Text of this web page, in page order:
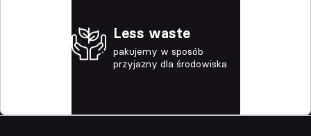
Less waste
pakujemy w sposób
przyjazny dla środowiska